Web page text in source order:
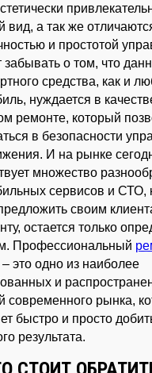
вид, а так же
и простотой
забывать о том, что
средства, как и
нуждается в
ремонте, который
в безопасности
И на рынке
множество
сервисов и СТО,
своим
остается только
Профессиональный
– это одно из наиболее
и
современного рынка,
быстро и просто
результата.